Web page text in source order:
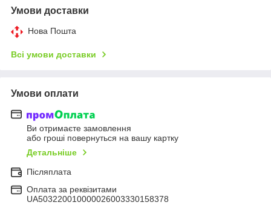
Умови доставки
Нова Пошта
Всі умови доставки
Умови оплати
Ви отримаєте замовлення
або гроші повернуться на вашу картку
Детальніше
Післяплата
Оплата за реквізитами
UA503220010000026003330158378